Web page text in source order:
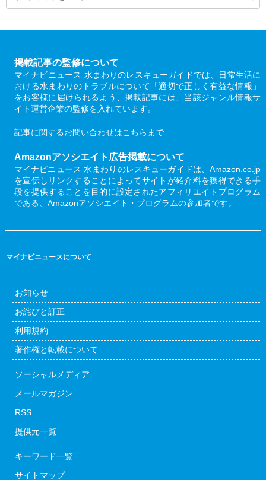
掲載記事の監修について
マイナビニュース 水まわりのレスキューガイドでは、日常生活に
おける水まわりのトラブルについて「適切で正しく有益な情報」
をお客様に届けられるよう、掲載記事には、当該ジャンル情報サ
イト運営企業の監修を入れています。
記事に関するお問い合わせはこちら まで
Amazonアソシエイト広告掲載について
マイナビニュース 水まわりのレスキューガイドは、Amazon.co.jp
を宣伝しリンクすることによってサイトが紹介料を獲得できる手
段を提供することを目的に設定されたアフィリエイトプログラム
である、Amazonアソシエイト・プログラムの参加者です。
マイナビニュースについて
お知らせ
お詫びと訂正
利用規約
著作権と転載について
ソーシャルメディア
メールマガジン
RSS
提供元一覧
キーワード一覧
サイトマップ